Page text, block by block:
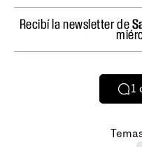
Recibí la newsletter de
1